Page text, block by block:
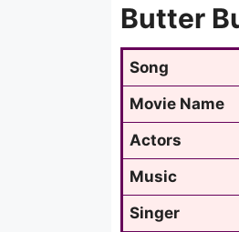
Butter
Song
Movie Name
Actors
Music
Singer